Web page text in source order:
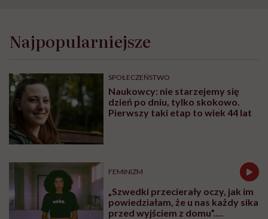
Najpopularniejsze
SPOŁECZEŃSTWO
Naukowcy: nie starzejemy się
dzień po dniu, tylko skokowo.
Pierwszy taki etap to wiek 44 lat
FEMINIZM
„Szwedki przecierały oczy, jak im
powiedziałam, że u nas każdy sika
przed wyjściem z domu”.